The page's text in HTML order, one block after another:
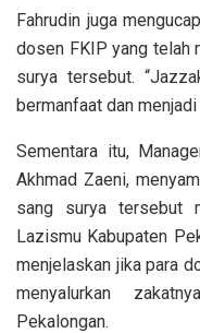
Fahrudin juga
dosen FKIP yang telah
surya tersebut.
bermanfaat dan menjadi
Sementara itu,
Akhmad Zaeni,
sang surya tersebut
Lazismu Kabupaten
menjelaskan jika para
menyalurkan
Pekalongan.